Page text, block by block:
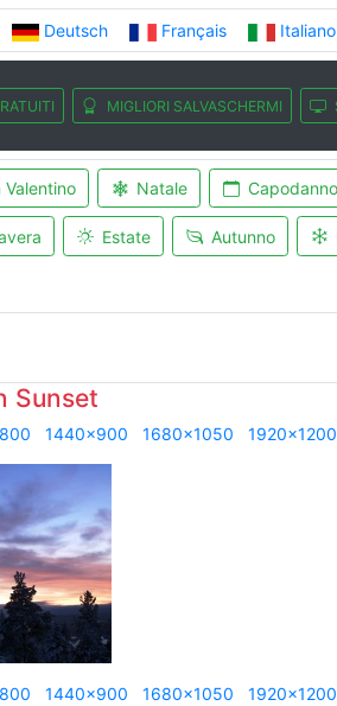
Deutsch Français Italiano
MIGLIORI SALVASCHERMI
Valentino Natale Capodanno
Estate Autunno
Sunset
1440x900 1680x1050 1920x1200
1440x900 1680x1050 1920x1200